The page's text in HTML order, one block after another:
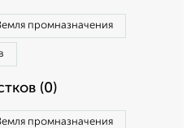
промназначения
(0)
промназначения